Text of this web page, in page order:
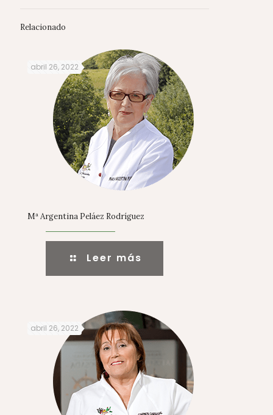
Relacionado
abril 26, 2022
Mª Argentina Peláez Rodríguez
Leer más
abril 26, 2022